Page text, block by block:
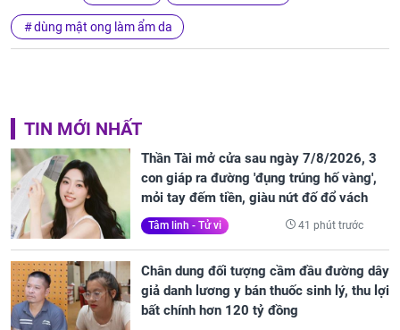
dùng mật ong làm ẩm da
TIN MỚI NHẤT
Thần Tài mở cửa sau ngày 7/8/2026, 3
con giáp ra đường 'đụng trúng hố vàng',
mỏi tay đếm tiền, giàu nứt đố đổ vách
Tâm linh - Tử vi 41 phút trước
Chân dung đối tượng cầm đầu đường dây
giả danh lương y bán thuốc sinh lý, thu lợi
bất chính hơn 120 tỷ đồng